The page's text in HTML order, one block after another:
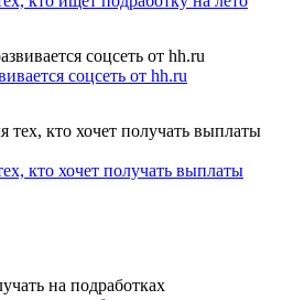
соцсеть от hh.ru
кто хочет получать выплаты